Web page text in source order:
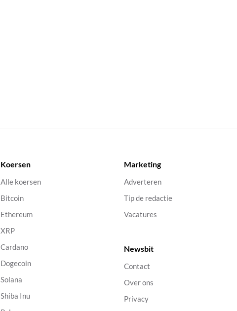
Koersen
Alle koersen
Bitcoin
Ethereum
XRP
Cardano
Dogecoin
Solana
Shiba Inu
Marketing
Adverteren
Tip de redactie
Vacatures
Newsbit
Contact
Over ons
Privacy